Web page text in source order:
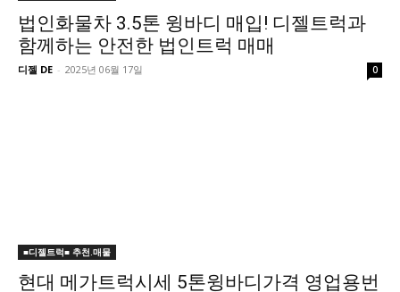
법인화물차 3.5톤 윙바디 매입! 디젤트럭과
함께하는 안전한 법인트럭 매매
디젤 DE - 2025년 06월 17일 0
■디젤트럭■ 추천.매물
현대 메가트럭시세 5톤윙바디가격 영업용번